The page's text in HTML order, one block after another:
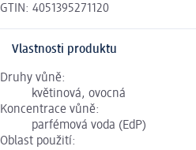
GTIN: 4051395271120
Vlastnosti produktu
Druhy vůně:
květinová, ovocná
Koncentrace vůně:
parfémová voda (EdP)
Oblast použití: